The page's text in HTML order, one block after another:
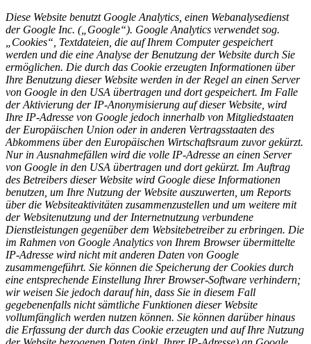
Diese Website benutzt Google Analytics, einen Webanalysedienst
der Google Inc. („Google“). Google Analytics verwendet sog.
„Cookies“, Textdateien, die auf Ihrem Computer gespeichert
werden und die eine Analyse der Benutzung der Website durch Sie
ermöglichen. Die durch das Cookie erzeugten Informationen über
Ihre Benutzung dieser Website werden in der Regel an einen Server
von Google in den USA übertragen und dort gespeichert. Im Falle
der Aktivierung der IP-Anonymisierung auf dieser Website, wird
Ihre IP-Adresse von Google jedoch innerhalb von Mitgliedstaaten
der Europäischen Union oder in anderen Vertragsstaaten des
Abkommens über den Europäischen Wirtschaftsraum zuvor gekürzt.
Nur in Ausnahmefällen wird die volle IP-Adresse an einen Server
von Google in den USA übertragen und dort gekürzt. Im Auftrag
des Betreibers dieser Website wird Google diese Informationen
benutzen, um Ihre Nutzung der Website auszuwerten, um Reports
über die Websiteaktivitäten zusammenzustellen und um weitere mit
der Websitenutzung und der Internetnutzung verbundene
Dienstleistungen gegenüber dem Websitebetreiber zu erbringen. Die
im Rahmen von Google Analytics von Ihrem Browser übermittelte
IP-Adresse wird nicht mit anderen Daten von Google
zusammengeführt. Sie können die Speicherung der Cookies durch
eine entsprechende Einstellung Ihrer Browser-Software verhindern;
wir weisen Sie jedoch darauf hin, dass Sie in diesem Fall
gegebenenfalls nicht sämtliche Funktionen dieser Website
vollumfänglich werden nutzen können. Sie können darüber hinaus
die Erfassung der durch das Cookie erzeugten und auf Ihre Nutzung